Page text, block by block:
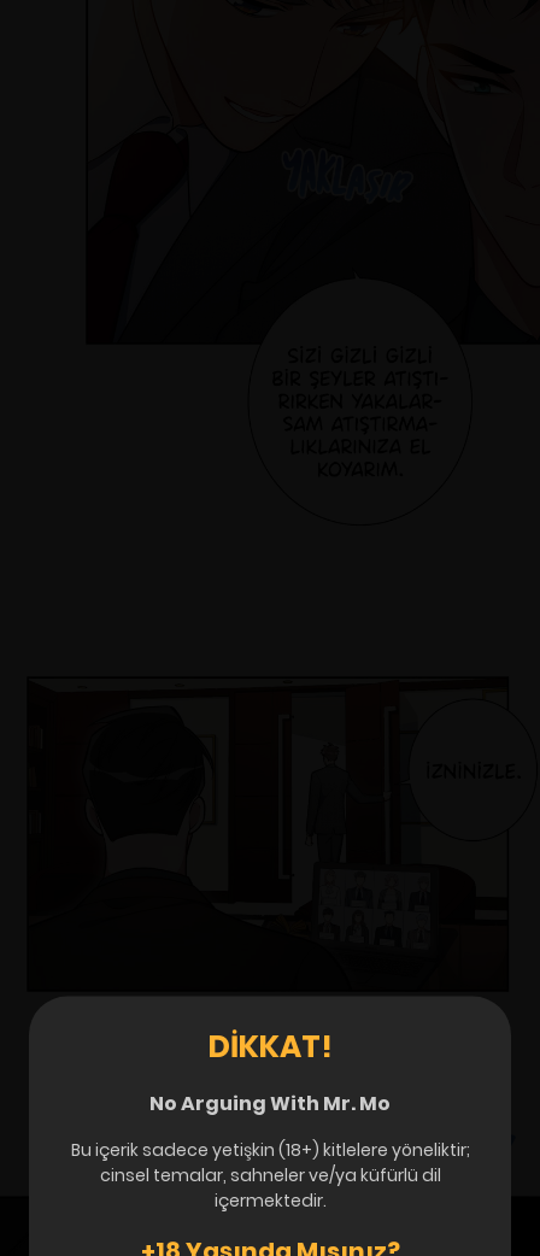
DIKKAT!
No Arguing With Mr. Mo
Bu içerik sadece yetişkin (18+) kitlelere yöneliktir;
cinsel temalar, sahneler ve/ya küfürlü dil
içermektedir.